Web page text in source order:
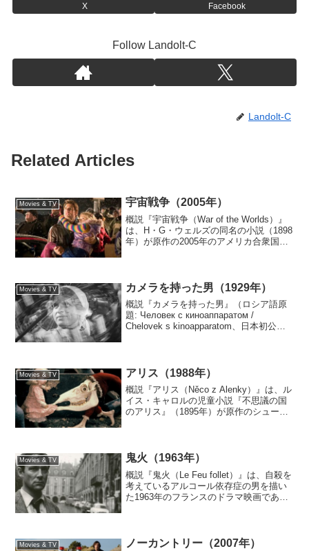
X Facebook
Follow Landolt-C
Landolt-C
Related Articles
Movies & TV 宇宙戦争（2005年）
概説『宇宙戦争（War of the Worlds）』
は、H・G・ウェルズの同名の小説（1898
年）が原作の2005年のアメリカ合衆国の
Movies & TV カメラを持った男（1929年）
概説『カメラを持った男』（ロシア語原
題: Человек с киноаппаратом /
Chelovek s kinoapparatom、日本初公開
Movies & TV アリス（1988年）
概説『アリス（Něco z Alenky）』は、ル
イス・キャロルの児童小説『不思議の国
のアリス』（1895年）が原作のシュール
ンクマ...
Movies & TV 鬼火（1963年）
概説『鬼火（Le Feu follet）』は、自殺を
考えているアルコール依存症の男を描い
た1963年のフランスのドラマ映画であ
エール...
Movies & TV ノーカントリー（2007年）